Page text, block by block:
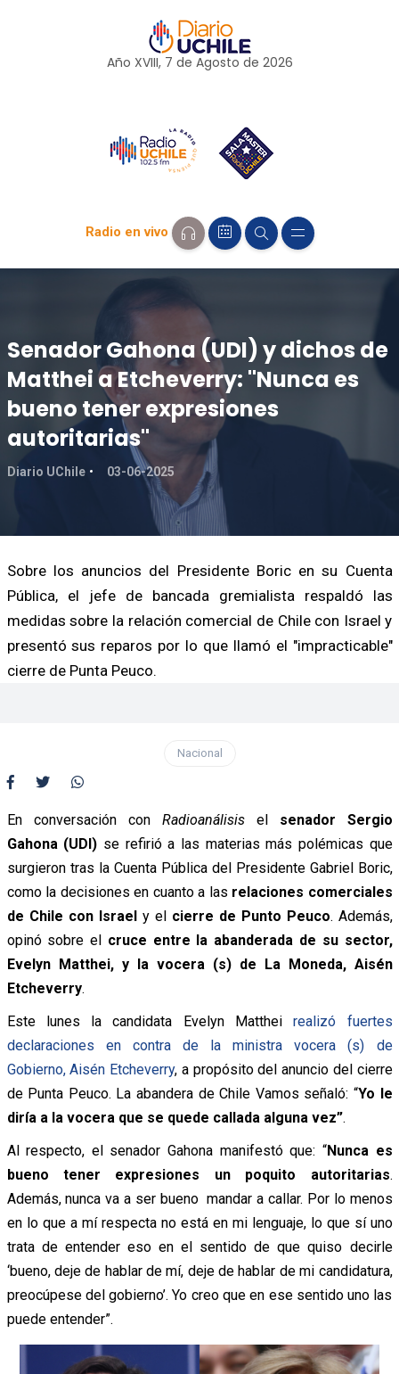
Año XVIII, 7 de Agosto de 2026
Radio en vivo
Senador Gahona (UDI) y dichos de
Matthei a Etcheverry: "Nunca es
bueno tener expresiones
autoritarias"
Diario UChile 03-06-2025
Sobre los anuncios del Presidente Boric en su Cuenta
Pública, el jefe de bancada gremialista respaldó las
medidas sobre la relación comercial de Chile con Israel y
presentó sus reparos por lo que llamó el "impracticable"
cierre de Punta Peuco.
Nacional
En conversación con Radioanálisisel senador Sergio
Gahona (UDI) se refirió a las materias más polémicas que
surgieron tras la Cuenta Pública del Presidente Gabriel Boric,
como la decisiones en cuanto a las relaciones comerciales
de Chile con Israely el cierre de Punto Peuco. Además,
opinó sobre el cruce entre la abanderada de su sector,
Evelyn Matthei, y la vocera (s) de La Moneda, Aisén
Etcheverry.
Este lunes la candidata Evelyn Mattheirealizó fuertes
declaraciones en contra de la ministra vocera (s) de
Gobierno, Aisén Etcheverry, a propósito del anuncio del cierre
de Punta Peuco. La abandera de Chile Vamos señaló: “Yo le
diría a la vocera que se quede callada alguna vez”.
Al respecto, el senador Gahona manifestó que: “Nunca es
bueno tener expresiones un poquito autoritarias.
Además, nunca va a ser bueno mandar a callar. Por lo menos
en lo que a mí respecta no está en mi lenguaje, lo que sí uno
trata de entender eso en el sentido de que quiso decirle
‘bueno, deje de hablar de mí, deje de hablar de mi candidatura,
preocúpese del gobierno’. Yo creo que en ese sentido uno las
puede entender”.